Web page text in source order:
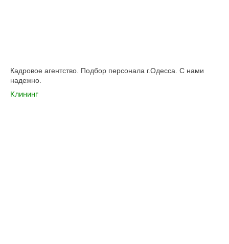
Кадровое агентство. Подбор персонала г.Одесса. С нами
надежно.
Клининг